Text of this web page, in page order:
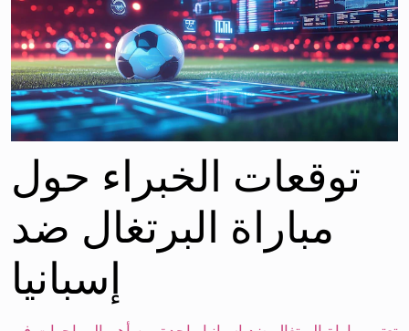
توقعات الخبراء حول
مباراة البرتغال ضد
إسبانيا